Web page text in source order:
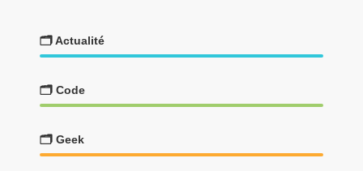
🗂️ Actualité
🗂️ Code
🗂️ Geek